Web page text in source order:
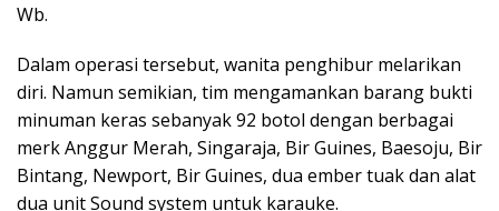
Wb.
Dalam operasi tersebut, wanita penghibur melarikan
diri. Namun semikian, tim mengamankan barang bukti
minuman keras sebanyak 92 botol dengan berbagai
merk Anggur Merah, Singaraja, Bir Guines, Baesoju, Bir
Bintang, Newport, Bir Guines, dua ember tuak dan alat
dua unit Sound system untuk karauke.